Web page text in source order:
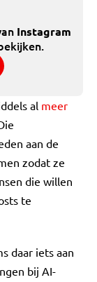
Instagram
al meer
aan de
zodat ze
die willen
te
daar iets aan
bij AI-